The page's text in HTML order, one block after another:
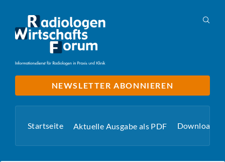
NEWSLETTER ABONNIEREN
Startseite Aktuelle Ausgabe als PDF Downloads